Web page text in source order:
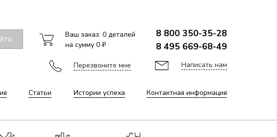
Ваш заказ: 0деталей
на сумму 0 ₽
8 800 350-35-28
8 495 669-68-49
Перезвоните мне Написать нам
Статьи Истории успеха Контактная информация